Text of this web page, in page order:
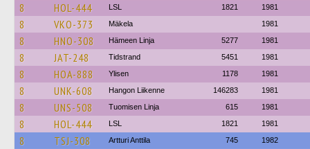
8 HOL-444 LSL 1821 1981
8 VKO-373 Mäkela 1981
8 HNO-308 Hämeen Linja 5277 1981
8 JAT-248 Tidstrand 5451 1981
8 HOA-888 Ylisen 1178 1981
8 UNK-608 Hangon Liikenne 146283 1981
8 UNS-508 Tuomisen Linja 615 1981
8 HOL-444 LSL 1821 1981
8 TSJ-308 Artturi Anttila 745 1982